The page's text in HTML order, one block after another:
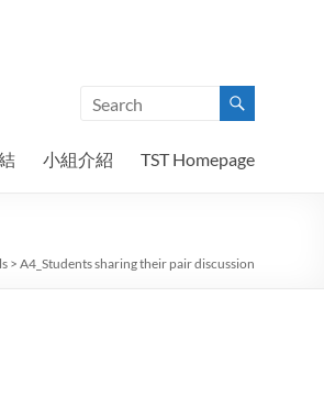
小組介紹 TST Homepage
> A4_Students sharing their pair discussion